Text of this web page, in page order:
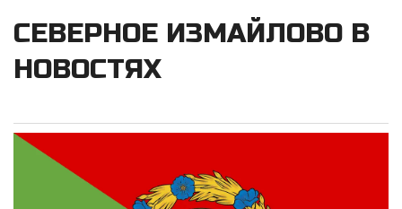
СЕВЕРНОЕ ИЗМАЙЛОВО В
НОВОСТЯХ